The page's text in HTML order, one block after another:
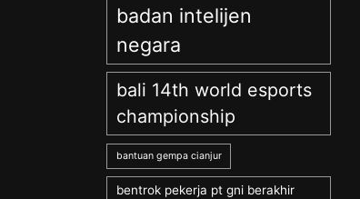
badan intelijen
negara
bali 14th world esports
championship
bantuan gempa cianjur
bentrok pekerja pt gni berakhir